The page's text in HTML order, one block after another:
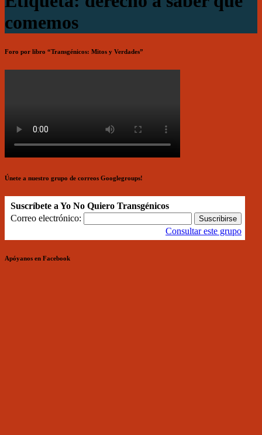
comemos
Foro por libro “Transgénicos: Mitos y Verdades”
Únete a nuestro grupo de correos Googlegroups!
Suscríbete a Yo No Quiero Transgénicos
Correo electrónico:
Consultar este grupo
Apóyanos en Facebook